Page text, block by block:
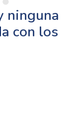
ninguna
con los